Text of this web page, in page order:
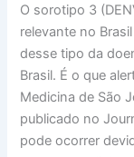
O sorotipo 3
relevante no
desse tipo da
Brasil. É o que
Medicina de São
publicado no
pode ocorrer